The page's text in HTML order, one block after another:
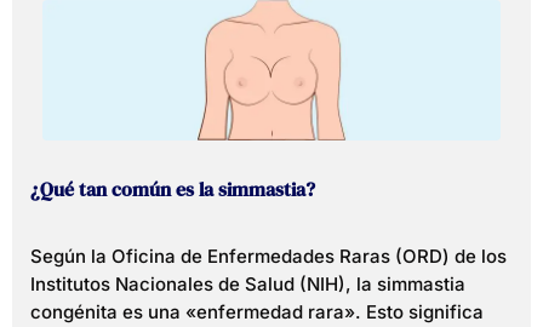
¿Qué tan común es la simmastia?
Según la Oficina de Enfermedades Raras (ORD) de los
Institutos Nacionales de Salud (NIH), la simmastia
congénita es una «enfermedad rara». Esto significa